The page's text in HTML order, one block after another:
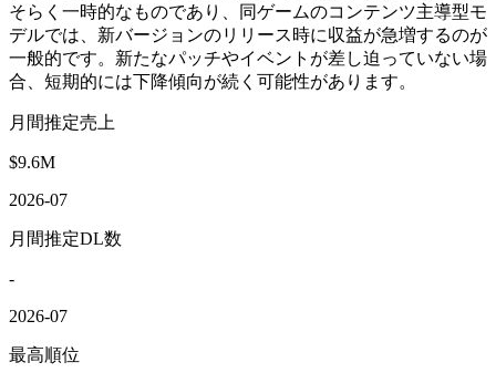
そらく一時的なものであり、同ゲームのコンテンツ主導型モ
デルでは、新バージョンのリリース時に収益が急増するのが
一般的です。新たなパッチやイベントが差し迫っていない場
合、短期的には下降傾向が続く可能性があります。
月間推定売上
$9.6M
2026-07
月間推定DL数
-
2026-07
最高順位